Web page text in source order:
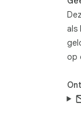
als
op